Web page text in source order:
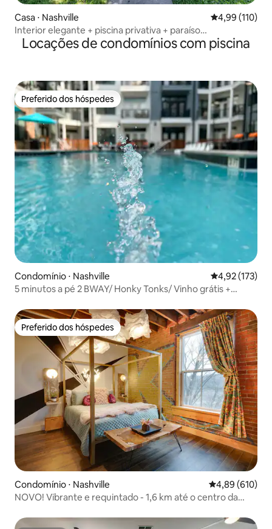
Casa ⋅ Nashville 4,99 de uma
4,99 (110)
Interior elegante + piscina privativa + paraíso
gastronômico
Locações de condomínios com piscina
Preferido dos hóspedes
Preferido dos hóspedes
Condomínio ⋅ Nashville 4,92 de uma
4,92 (173)
5 minutos a pé 2 BWAY/ Honky Tonks/ Vinho grátis +
Preferido dos hóspedes
Preferido dos hóspedes
Condomínio ⋅ Nashville 4,89 de uma
4,89 (610)
NOVO! Vibrante e requintado - 1,6 km até o centro da